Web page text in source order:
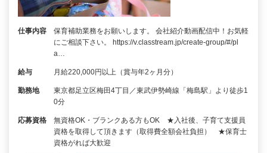
仕事内容
保育補助業務をお願いします。 会社紹介動画配信中！お気軽
にご相談下さい。 https://v.classtream.jp/create-group/#/pl
a…
給与 月給220,000円以上（賞与年2ヶ月分）
勤務地
東京都足立区梅田4丁目／東武伊勢崎線「梅島駅」より徒歩1
0分
応募資格
無資格OK・ブランクある方もOK ★入社後、子育て支援員
資格を取得して頂きます（取得費全額会社負担） ★保育士
資格がれば大歓迎